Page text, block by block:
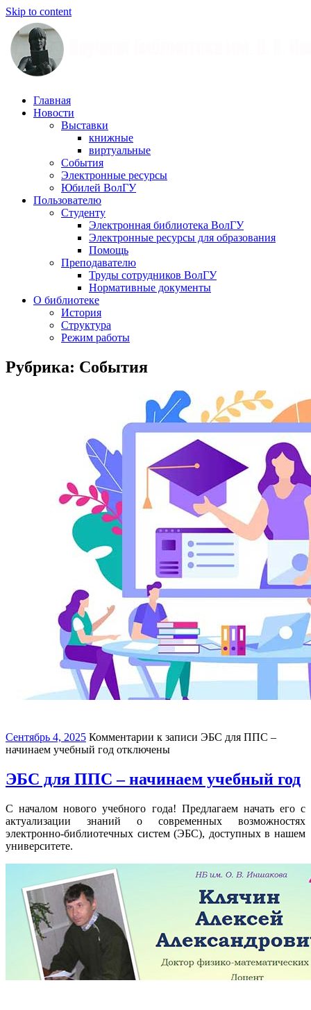
Skip to content
Научная
библиотека
Иншакова
Главная
Новости
Выставки
книжные
виртуальные
События
Электронные ресурсы
Юбилей ВолГУ
Пользователю
Студенту
Электронная библиотека ВолГУ
Электронные ресурсы для образования
Помощь
Преподавателю
Труды сотрудников ВолГУ
Нормативные документы
О библиотеке
История
Структура
Режим работы
Рубрика: События
Сентябрь 4, 2025 Комментарии к записи ЭБС для ППС –
начинаем учебный год отключены
ЭБС для ППС – начинаем учебный год
С началом нового учебного года! Предлагаем начать его с
актуализации знаний о современных возможностях
электронно-библиотечных систем (ЭБС), доступных в нашем
университете.